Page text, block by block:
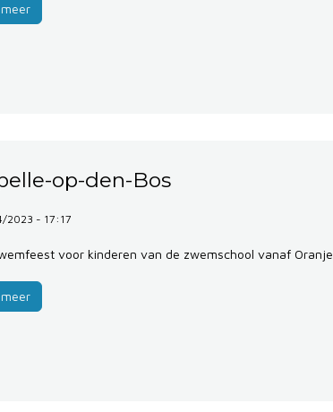
op-den-Bos
2023 - 17:17
voor kinderen van de zwemschool vanaf Oranje